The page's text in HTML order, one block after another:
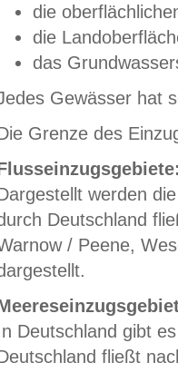
die
die
das
Gewässer hat
Grenze des
werden
Deutschland
/ Peene,
Deutschland gibt
fließt